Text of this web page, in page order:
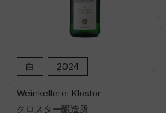
白 2024
Weinkellerei Klostor
クロスター醸造所